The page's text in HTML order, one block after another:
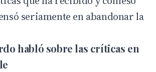
seriamente en abandonar la
habló sobre las críticas en